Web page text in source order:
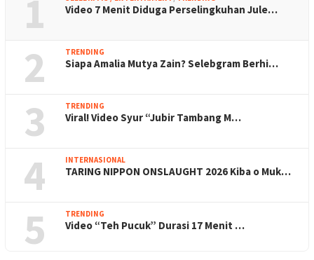
1 Video 7 Menit Diduga Perselingkuhan Jule…
2 TRENDING
Siapa Amalia Mutya Zain? Selebgram Berhi…
3 TRENDING
Viral! Video Syur “Jubir Tambang M…
4 INTERNASIONAL
TARING NIPPON ONSLAUGHT 2026 Kiba o Muk…
5 TRENDING
Video “Teh Pucuk” Durasi 17 Menit …